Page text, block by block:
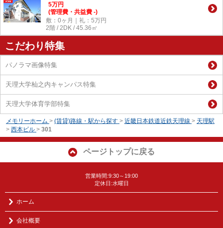
5万円
(管理費・共益費 -)
敷：0ヶ月｜礼：5万円
2階 / 2DK / 45.36㎡
こだわり特集
パノラマ画像特集
天理大学杣之内キャンパス特集
天理大学体育学部特集
メモリーホーム > (賃貸)路線・駅から探す > 近畿日本鉄道近鉄天理線 > 天理駅
> 西本ビル > 301
ページトップに戻る
営業時間:9:30～19:00
定休日:水曜日
ホーム
会社概要